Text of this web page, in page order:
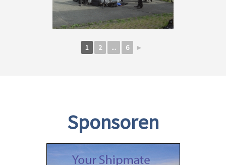
1 2 ... 6 ►
Sponsoren